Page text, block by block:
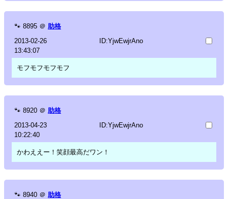
🐾 8895 ＠ 助格
2013-02-26
13:43:07
ID:YjwEwjrAno
モフモフモフモフ
🐾 8920 ＠ 助格
2013-04-23
10:22:40
ID:YjwEwjrAno
かわええー！笑顔最高だワン！
🐾 8940 ＠ 助格